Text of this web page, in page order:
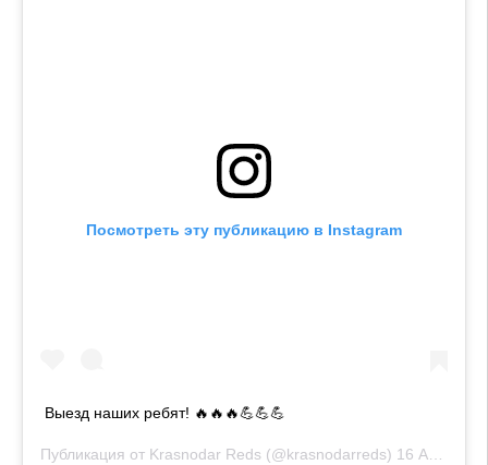
Посмотреть эту публикацию в Instagram
Выезд наших ребят! 🔥🔥🔥💪💪💪
Публикация от Krasnodar Reds (@krasnodarreds) 16 Апр 2019 в 9:05 PDT